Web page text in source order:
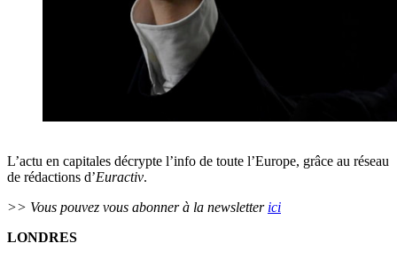
L’actu en capitales décrypte l’info de toute l’Europe, grâce au réseau
de rédactions d’Euractiv.
>> Vous pouvez vous abonner à la newsletter ici
LONDRES